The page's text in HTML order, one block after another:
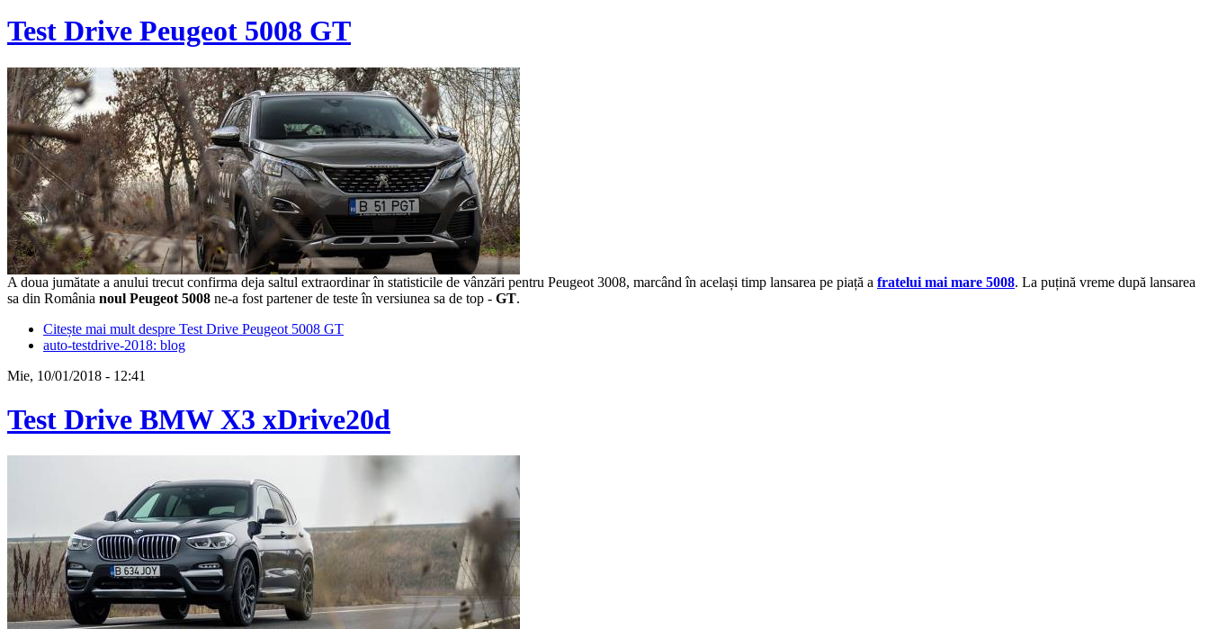
Test Drive Peugeot 5008 GT
A doua jumătate a anului trecut confirma deja saltul extraordinar în statisticile de vânzări pentru Peugeot 3008, marcând în același timp lansarea pe piață a fratelui mai mare 5008. La puțină vreme după lansarea
sa din România noul Peugeot 5008 ne-a fost partener de teste în versiunea sa de top - GT.
Citește mai mult despre Test Drive Peugeot 5008 GT
auto-testdrive-2018: blog
Mie, 10/01/2018 - 12:41
Test Drive BMW X3 xDrive20d